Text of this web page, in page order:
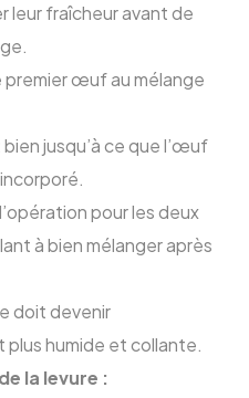
leur fraîcheur avant de
premier œuf au mélange
jusqu’à ce que l’œuf
pour les deux
à bien mélanger après
doit devenir
plus humide et collante.
la levure :